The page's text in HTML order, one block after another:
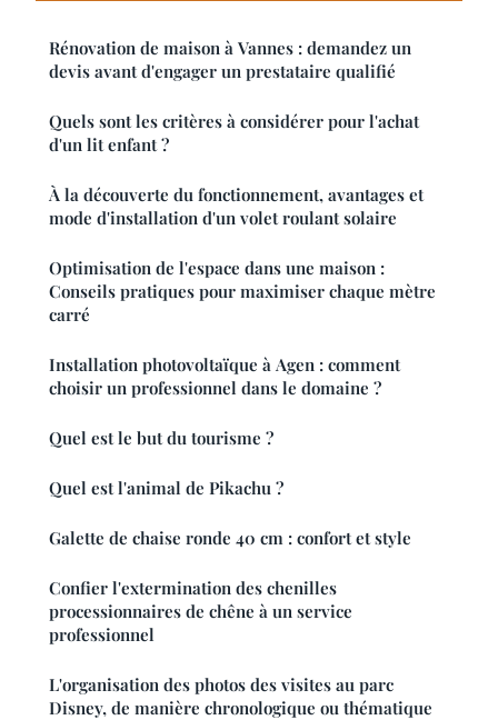
Rénovation de maison à Vannes : demandez un
devis avant d'engager un prestataire qualifié
Quels sont les critères à considérer pour l'achat
d'un lit enfant ?
À la découverte du fonctionnement, avantages et
mode d'installation d'un volet roulant solaire
Optimisation de l'espace dans une maison :
Conseils pratiques pour maximiser chaque mètre
carré
Installation photovoltaïque à Agen : comment
choisir un professionnel dans le domaine ?
Quel est le but du tourisme ?
Quel est l'animal de Pikachu ?
Galette de chaise ronde 40 cm : confort et style
Confier l'extermination des chenilles
processionnaires de chêne à un service
professionnel
L'organisation des photos des visites au parc
Disney, de manière chronologique ou thématique